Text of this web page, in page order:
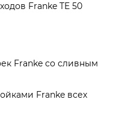
Franke TE 50
Franke cо сливным
Franke всех